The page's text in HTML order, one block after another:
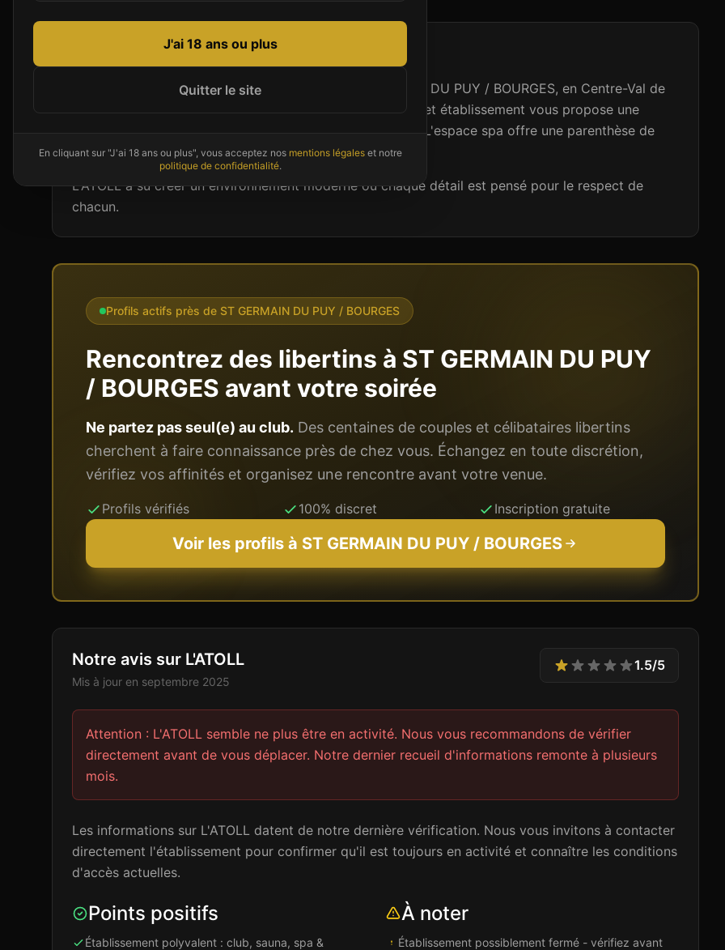
J'ai 18 ans ou plus
Quitter le site
En cliquant sur "J'ai 18 ans ou plus", vous acceptez nos mentions légales et notre
politique de confidentialité.
Présentation deL'ATOLL
L'ATOLL est un établissement libertin situé à ST GERMAIN DU PUY / BOURGES, en Centre-Val de
Loire. Avec son espace sauna soigneusement aménagé, cet établissement vous propose une
immersion relaxante propice aux rencontres spontanées. L'espace spa offre une parenthèse de
détente avec ses équipements de qualité.
L'ATOLL a su créer un environnement moderne où chaque détail est pensé pour le respect de
chacun.
Profils actifs près de ST GERMAIN DU PUY / BOURGES
Rencontrez des libertins à ST GERMAIN DU PUY
/ BOURGES avant votre soirée
Ne partez pas seul(e) au club. Des centaines de couples et célibataires libertins
cherchent à faire connaissance près de chez vous. Échangez en toute discrétion,
vérifiez vos affinités et organisez une rencontre avant votre venue.
Profils vérifiés 100% discret Inscription gratuite
Voir les profils à ST GERMAIN DU PUY / BOURGES
Notre avis sur L'ATOLL
Mis à jour en septembre 2025
1.5/5
Attention : L'ATOLL semble ne plus être en activité. Nous vous recommandons de vérifier
directement avant de vous déplacer. Notre dernier recueil d'informations remonte à plusieurs
mois.
Les informations sur L'ATOLL datent de notre dernière vérification. Nous vous invitons à contacter
directement l'établissement pour confirmer qu'il est toujours en activité et connaître les conditions
d'accès actuelles.
Points positifs
Établissement polyvalent : club, sauna, spa &
À noter
Établissement possiblement fermé - vérifiez avant